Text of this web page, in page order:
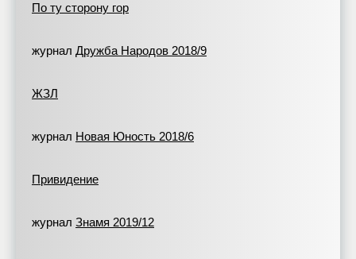
По ту сторону гор
журнал Дружба Народов 2018/9
ЖЗЛ
журнал Новая Юность 2018/6
Привидение
журнал Знамя 2019/12